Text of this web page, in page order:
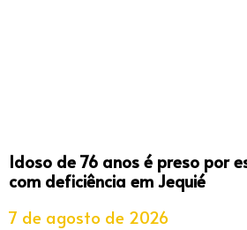
Idoso de 76 anos é preso por
com deficiência em Jequié
7 de agosto de 2026